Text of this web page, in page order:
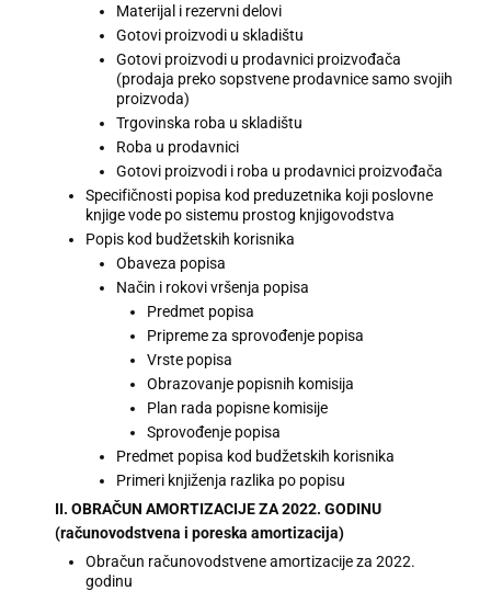
Materijal i rezervni delovi
Gotovi proizvodi u skladištu
Gotovi proizvodi u prodavnici proizvođača
(prodaja preko sopstvene prodavnice samo svojih
proizvoda)
Trgovinska roba u skladištu
Roba u prodavnici
Gotovi proizvodi i roba u prodavnici proizvođača
Specifičnosti popisa kod preduzetnika koji poslovne
knjige vode po sistemu prostog knjigovodstva
Popis kod budžetskih korisnika
Obaveza popisa
Način i rokovi vršenja popisa
Predmet popisa
Pripreme za sprovođenje popisa
Vrste popisa
Obrazovanje popisnih komisija
Plan rada popisne komisije
Sprovođenje popisa
Predmet popisa kod budžetskih korisnika
Primeri knjiženja razlika po popisu
II. OBRAČUN AMORTIZACIJE ZA 2022. GODINU
(računovodstvena i poreska amortizacija)
Obračun računovodstvene amortizacije za 2022.
godinu